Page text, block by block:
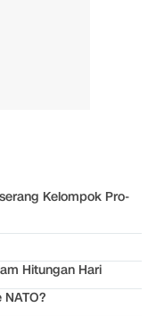
Kelompok Pro-
Hitungan Hari